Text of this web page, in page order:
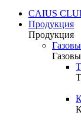
CAIUS
Продукция
Продукция